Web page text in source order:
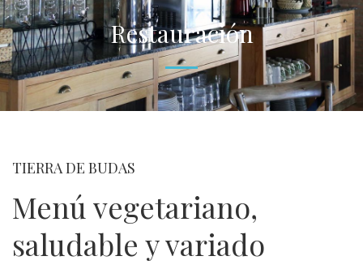
Restauración
TIERRA DE BUDAS
Menú vegetariano,
saludable y variado